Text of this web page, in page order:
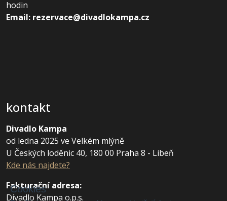
hodin
Email: rezervace@divadlokampa.cz
kontakt
Divadlo Kampa
od ledna 2025 ve Velkém mlýně
U Českých loděnic 40, 180 00 Praha 8 - Libeň
Kde nás najdete?
Fakturační adresa:
Divadlo Kampa o.p.s.
Cookies